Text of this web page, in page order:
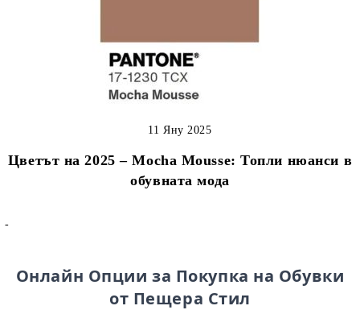
Цветът на 2025 – Mocha Mousse: Топли нюанси в
обувната мода
11 Яну 2025
-
Онлайн Опции за Покупка на Обувки
от Пещера Стил